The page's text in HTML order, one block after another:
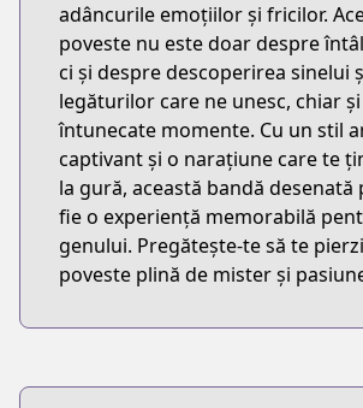
adâncurile emoțiilor și fricilor.
poveste nu este doar despre
ci și despre descoperirea sinelui
legăturilor care ne unesc, chiar
întunecate momente. Cu un stil
captivant și o narațiune care te
la gură, această bandă desenată
fie o experiență memorabilă
genului. Pregătește-te să te
poveste plină de mister și